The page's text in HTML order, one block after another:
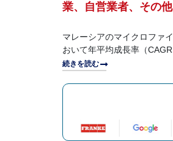
業、自営業者、その
マレーシアのマイクロファ
おいて年平均成長率（
続きを読む